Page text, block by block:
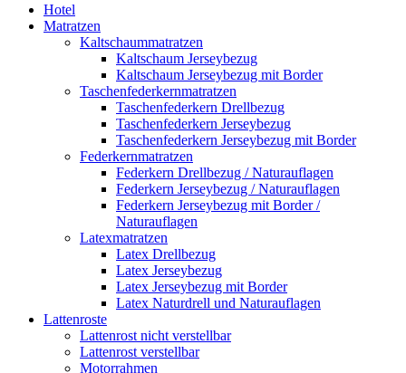
Hotel
Matratzen
Kaltschaummatratzen
Kaltschaum Jerseybezug
Kaltschaum Jerseybezug mit Border
Taschenfederkernmatratzen
Taschenfederkern Drellbezug
Taschenfederkern Jerseybezug
Taschenfederkern Jerseybezug mit Border
Federkernmatratzen
Federkern Drellbezug / Naturauflagen
Federkern Jerseybezug / Naturauflagen
Federkern Jerseybezug mit Border /
Naturauflagen
Latexmatratzen
Latex Drellbezug
Latex Jerseybezug
Latex Jerseybezug mit Border
Latex Naturdrell und Naturauflagen
Lattenroste
Lattenrost nicht verstellbar
Lattenrost verstellbar
Motorrahmen